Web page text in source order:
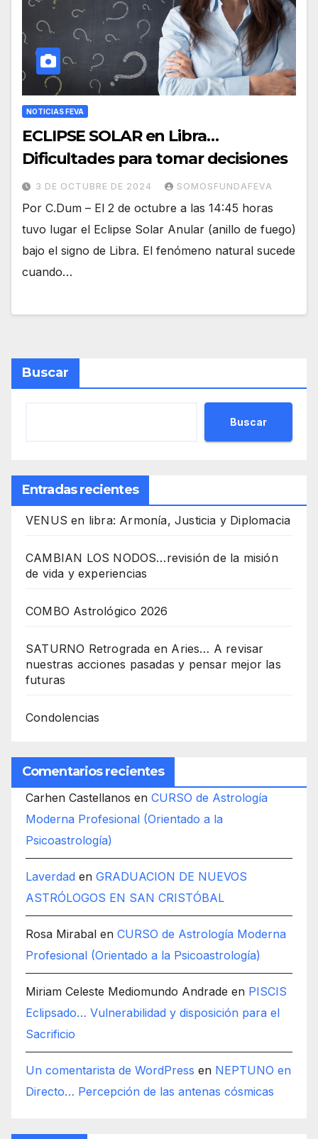
NOTICIAS FEVA
ECLIPSE SOLAR en Libra…
Dificultades para tomar decisiones
3 DE OCTUBRE DE 2024 SOMOSFUNDAFEVA
Por C.Dum – El 2 de octubre a las 14:45 horas
tuvo lugar el Eclipse Solar Anular (anillo de fuego)
bajo el signo de Libra. El fenómeno natural sucede
cuando…
Buscar
Buscar
Entradas recientes
VENUS en libra: Armonía, Justicia y Diplomacia
CAMBIAN LOS NODOS…revisión de la misión
de vida y experiencias
COMBO Astrológico 2026
SATURNO Retrograda en Aries… A revisar
nuestras acciones pasadas y pensar mejor las
futuras
Condolencias
Comentarios recientes
Carhen Castellanos en CURSO de Astrología
Moderna Profesional (Orientado a la
Psicoastrología)
Laverdad en GRADUACION DE NUEVOS
ASTRÓLOGOS EN SAN CRISTÓBAL
Rosa Mirabal en CURSO de Astrología Moderna
Profesional (Orientado a la Psicoastrología)
Miriam Celeste Mediomundo Andrade en PISCIS
Eclipsado… Vulnerabilidad y disposición para el
Sacrificio
Un comentarista de WordPress en NEPTUNO en
Directo… Percepción de las antenas cósmicas